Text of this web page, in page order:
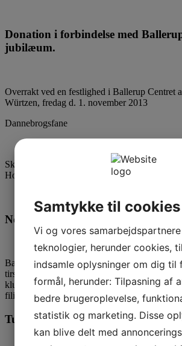
Donation i forbindelse med
jubilæum.
Overrakt ved en festlighed i Ballerup Centret
Würtzen, fredag d. 1. november 2013
Dannebrogsfane
Skænket af DANMARKS-SAMFUNDET ved
Holmens Kirke på Valdemarsdagen 15. juni
Nordea Fonden
Ballerup Linedance søgte Nordea Fonden, og
tirsdag d. 8. november 2011, fik vi overrakt
klubbens aktiviteter af Kirsten Forup fra
filialdirektør Jan Møller fra Nordea i Ballerup.
Tuborgfondet
Samtykke til cookies
Vi og vores
teknologier, herunder cookies,
indsamle oplysninger om dig til
formål, herunder: Tilpasning af
bedre brugeroplevelse,
statistik og marketing. Disse
kan blive delt med